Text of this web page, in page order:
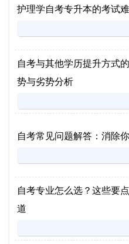
护理学自考专升本的考试
自考与其他学历提升方式
势与劣势分析
自考常见问题解答：消除
自考专业怎么选？这些要
道